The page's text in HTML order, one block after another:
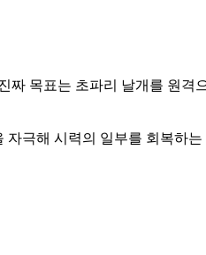
목표는 초파리 날개를 원격
극해 시력의 일부를 회복하